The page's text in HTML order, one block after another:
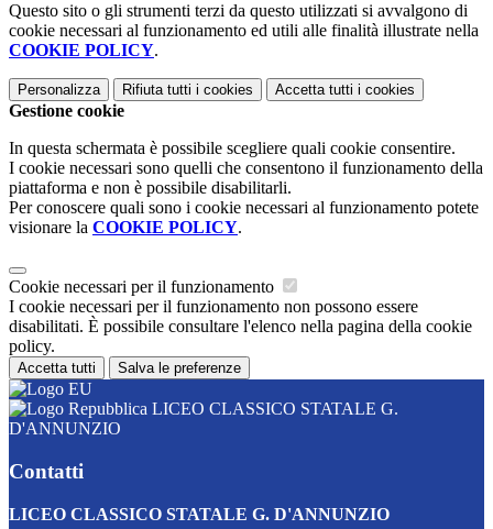
Questo sito o gli strumenti terzi da questo utilizzati si avvalgono di
cookie necessari al funzionamento ed utili alle finalità illustrate nella
COOKIE POLICY.
Personalizza Rifiuta tutti i cookies Accetta tutti i cookies
Gestione cookie
In questa schermata è possibile scegliere quali cookie consentire.
I cookie necessari sono quelli che consentono il funzionamento della
piattaforma e non è possibile disabilitarli.
Per conoscere quali sono i cookie necessari al funzionamento potete
visionare la COOKIE POLICY.
Cookie necessari per il funzionamento
I cookie necessari per il funzionamento non possono essere
disabilitati. È possibile consultare l'elenco nella pagina della cookie
policy.
Accetta tutti Salva le preferenze
LICEO CLASSICO STATALE G.
D'ANNUNZIO
Contatti
LICEO CLASSICO STATALE G. D'ANNUNZIO